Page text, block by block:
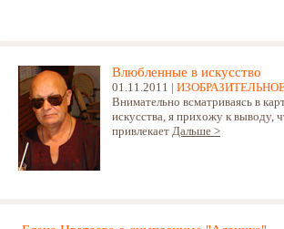
Влюбленные в искусство
01.11.2011 |
Внимательно всматриваясь в
искусства, я прихожу к выводу,
привлекает Дальше >